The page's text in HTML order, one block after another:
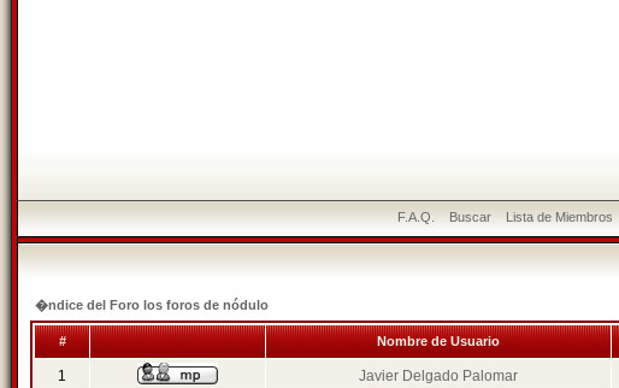
F.A.Q. Buscar Lista de Miembros
�ndice del Foro los foros de nódulo
# Nombre de Usuario
1 Javier Delgado Palomar